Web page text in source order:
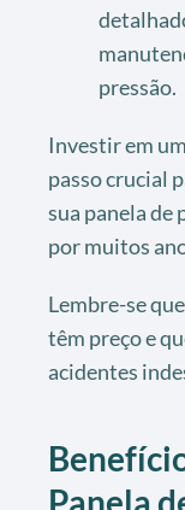
pressão.
Investir em
passo crucial
sua panela de
por muitos
Lembre-se
têm preço e
acidentes
Panela